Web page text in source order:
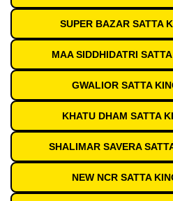
SUPER BAZAR SATTA
MAA SIDDHIDATRI
GWALIOR SATTA
KHATU DHAM SATTA
SHALIMAR SAVERA
NEW NCR SATTA